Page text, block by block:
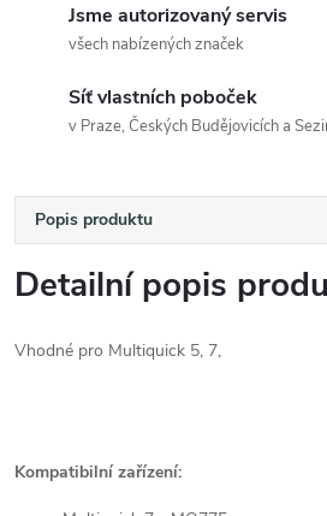
Jsme autorizovaný servis
všech nabízených značek
Síť vlastních poboček
v Praze, Českých Budějovicích a
Popis produktu
Detailní popis
Vhodné pro Multiquick 5, 7,
Kompatibilní zařízení: